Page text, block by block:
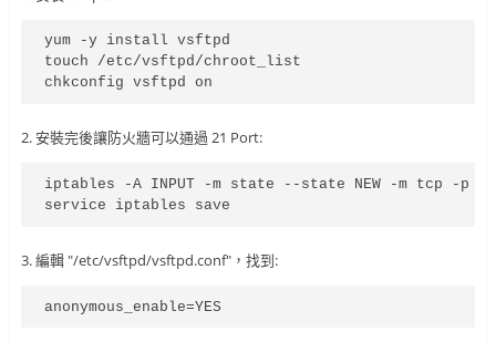
yum -y install vsftpd
touch /etc/vsftpd/chroot_list
chkconfig vsftpd on
2. 安裝完後讓防火牆可以通過 21 Port:
iptables -A INPUT -m state --state NEW -m tcp -p
service iptables save
3. 編輯 "/etc/vsftpd/vsftpd.conf"，找到:
anonymous_enable=YES